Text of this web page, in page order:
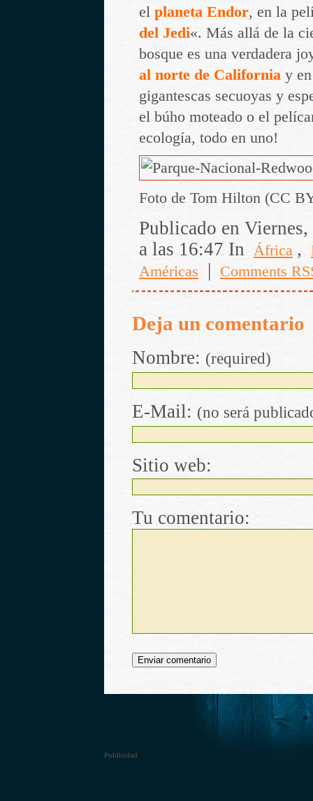
el planeta Endor, en la
del Jedi«. Más allá de la
bosque es una verdadera
al norte de California y
gigantescas secuoyas y
el búho moteado o el
ecología, todo en uno!
Foto de Tom Hilton (CC
Publicado en
a las 16:47 In
África ,
Américas
| Comments
Deja un comentario
Nombre: (required)
E-Mail: (no será
Sitio web:
Tu comentario:
Publicidad